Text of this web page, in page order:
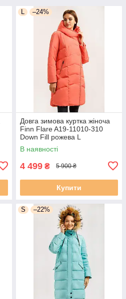
–24%
Довга зимова куртка жіноча
Finn Flare A19-11010-310
Down Fill рожева L
В наявності
4 499 ₴ 5 900 ₴
Купити
S –22%